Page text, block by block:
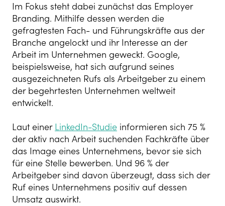
Im Fokus steht dabei zunächst das Employer
Branding. Mithilfe dessen werden die
gefragtesten Fach- und Führungskräfte aus der
Branche angelockt und ihr Interesse an der
Arbeit im Unternehmen geweckt. Google,
beispielsweise, hat sich aufgrund seines
ausgezeichneten Rufs als Arbeitgeber zu einem
der begehrtesten Unternehmen weltweit
entwickelt.
Laut einer LinkedIn-Studie informieren sich 75 %
der aktiv nach Arbeit suchenden Fachkräfte über
das Image eines Unternehmens, bevor sie sich
für eine Stelle bewerben. Und 96 % der
Arbeitgeber sind davon überzeugt, dass sich der
Ruf eines Unternehmens positiv auf dessen
Umsatz auswirkt.